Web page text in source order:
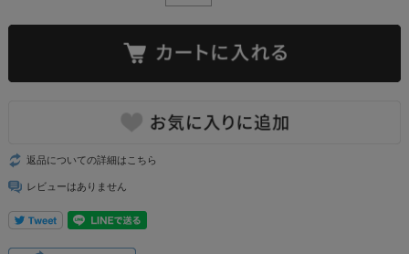
返品についての詳細はこちら
レビューはありません